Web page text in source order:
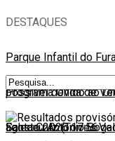
DESTAQUES
Parque Infantil do
possível devido ao
agosto 2026 17:56
Programa Onda de
Santa Cruz (Torres
Faleceu António